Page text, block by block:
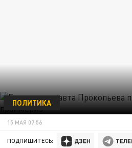
ПОЛИТИКА
15 МАЯ 07:56
ПОДПИШИТЕСЬ: